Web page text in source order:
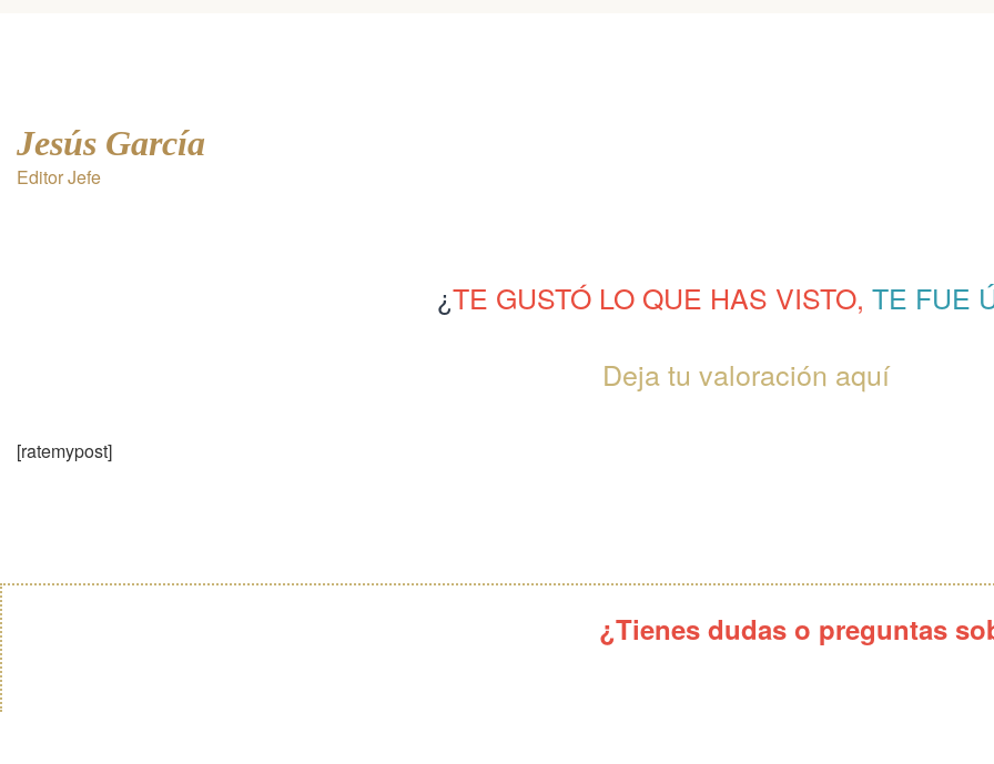
Jesús García
Editor Jefe
¿TE GUSTÓ LO QUE HAS VISTO, TE FUE
Deja tu valoración aquí
[ratemypost]
¿Tienes dudas o preguntas